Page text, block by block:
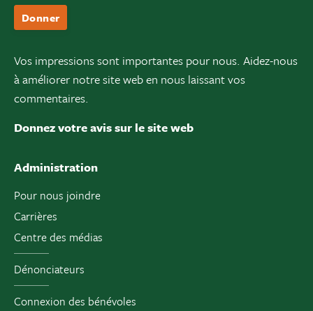
Donner
Vos impressions sont importantes pour nous. Aidez-nous
à améliorer notre site web en nous laissant vos
commentaires.
Donnez votre avis sur le site web
Administration
Pour nous joindre
Carrières
Centre des médias
Dénonciateurs
Connexion des bénévoles